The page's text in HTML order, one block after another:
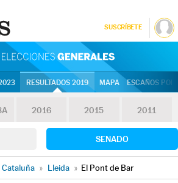
SUSCRÍBETE
RESULTADOS 2019 MAPA ESCAÑOS
2016 2015 2011
SENADO
Cataluña » Lleida » El Pont de Bar